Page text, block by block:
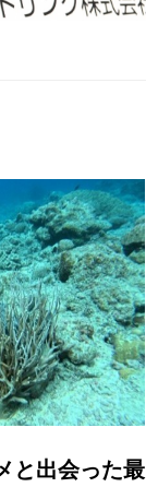
と出会った最